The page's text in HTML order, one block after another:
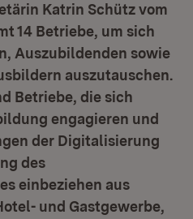
Katrin Schütz vom
14 Betriebe, um sich
Auszubildenden sowie
auszutauschen.
Betriebe, die sich
engagieren und
der Digitalisierung
des
einbeziehen aus
und Gastgewerbe,